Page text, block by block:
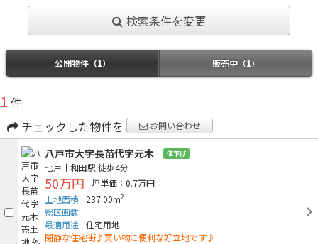
検索条件を変更
公開物件（1） 販売中（1）
1 件
チェックした物件を
お問い合わせ
八戸市大字長苗代字元木 値下げ
七戸十和田駅 徒歩4分
50万円
坪単価：0.7万円
土地面積
237.00m2
総区画数
最適用途 住宅用地
閑静な住宅街♪買い物に便利な好立地です♪